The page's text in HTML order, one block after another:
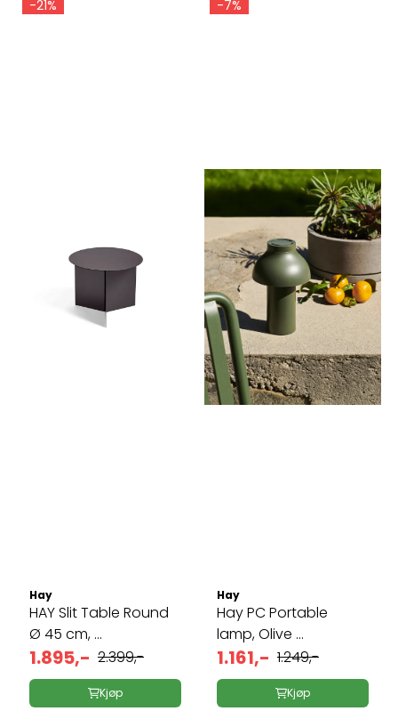
-21%
Hay
HAY Slit Table Round
Ø 45 cm, ...
1.895,- 2.399,-
Kjøp
-7%
Hay
Hay PC Portable
lamp, Olive ...
1.161,- 1.249,-
Kjøp